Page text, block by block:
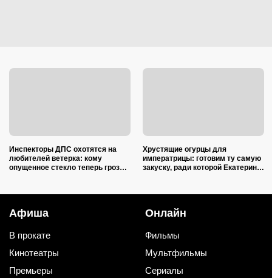
Инспекторы ДПС охотятся на
любителей ветерка: кому
опущенное стекло теперь грозит
Хрустящие огурцы для
императрицы: готовим ту самую
закуску, ради которой Екатерина
Афиша
В прокате
Кинотеатры
Премьеры
Онлайн
Фильмы
Мультфильмы
Сериалы